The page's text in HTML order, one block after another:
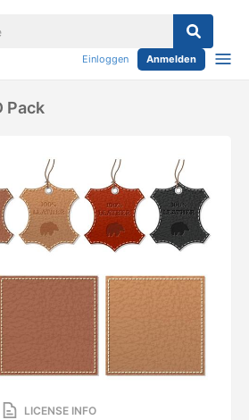
Einloggen Anmelden
Pack
LICENSE INFO